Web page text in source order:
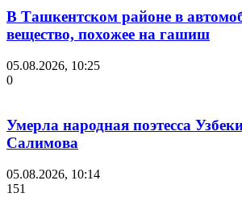
В Ташкентском районе в
вещество, похожее на гашиш
05.08.2026, 10:25
0
Умерла народная поэтесса
Салимова
05.08.2026, 10:14
151